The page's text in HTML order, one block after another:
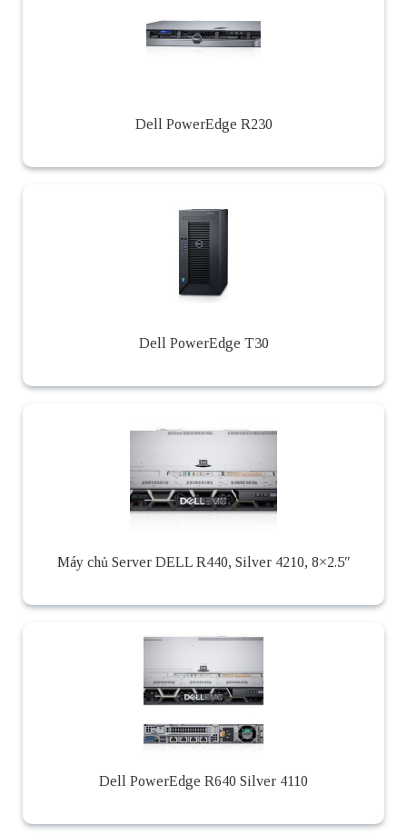
Dell PowerEdge R230
Dell PowerEdge T30
Máy chủ Server DELL R440, Silver 4210, 8×2.5″
Dell PowerEdge R640 Silver 4110